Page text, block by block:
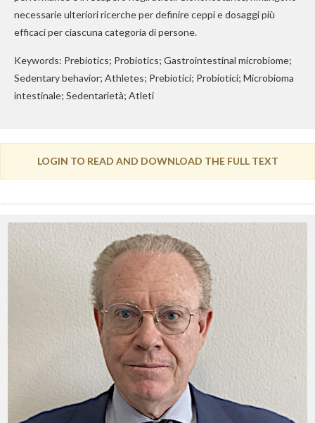
necessarie ulteriori ricerche per definire ceppi e dosaggi più
efficaci per ciascuna categoria di persone.
Keywords: Prebiotics; Probiotics; Gastrointestinal microbiome;
Sedentary behavior; Athletes; Prebiotici; Probiotici; Microbioma
intestinale; Sedentarietà; Atleti
LOGIN TO READ AND DOWNLOAD THE FULL TEXT